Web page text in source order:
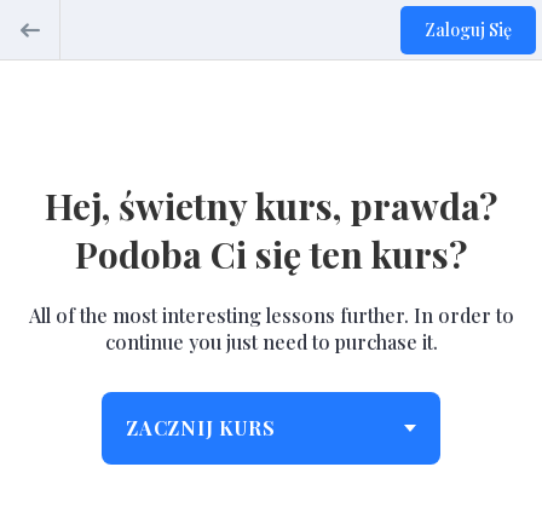
Zaloguj Się
Hej, świetny kurs, prawda?
Podoba Ci się ten kurs?
All of the most interesting lessons further. In order to
continue you just need to purchase it.
ZACZNIJ KURS